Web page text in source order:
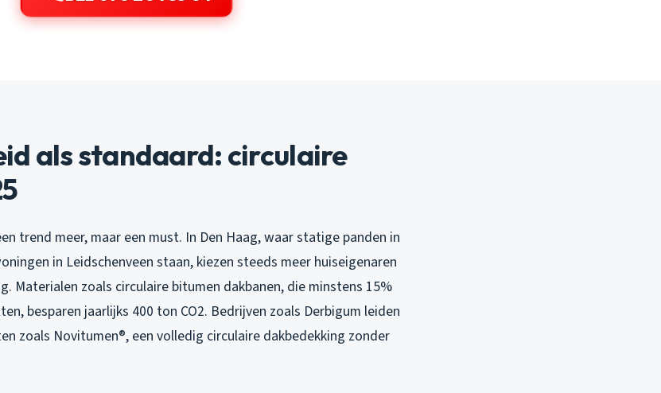
als standaard: circulaire
trend meer, maar een must. In Den Haag, waar statige panden in
in Leidschenveen staan, kiezen steeds meer huiseigenaren
Materialen zoals circulaire bitumen dakbanen, die minstens 15%
besparen jaarlijks 400 ton CO2. Bedrijven zoals Derbigum leiden
zoals Novitumen®, een volledig circulaire dakbedekking zonder